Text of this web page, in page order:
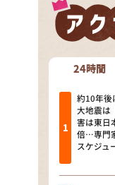
な
相
こ
～
～
探
24時間
約10年後
大地震は
害は東日
倍…専門
スケジュ